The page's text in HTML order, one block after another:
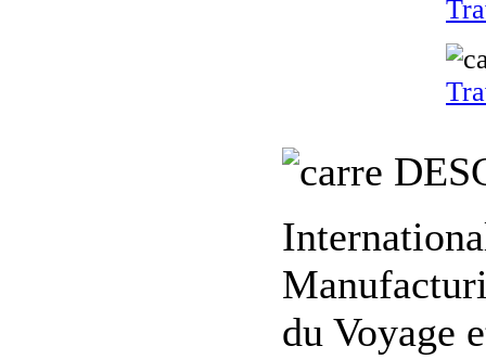
du Voyage